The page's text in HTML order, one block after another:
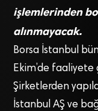
işlemlerinden
alınmayacak.
Borsa İstanbul
Ekim’de faaliyete
Şirketlerden
İstanbul AŞ ve